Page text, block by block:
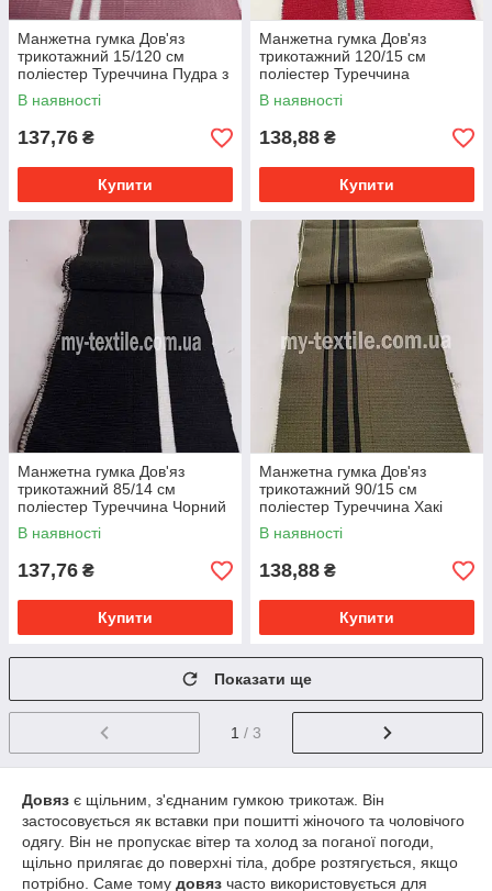
Манжетна гумка Дов'яз
трикотажний 15/120 см
поліестер Туреччина Пудра з
двома білими смугами
В наявності
137,76 ₴
Купити
Манжетна гумка Дов'яз
трикотажний 120/15 см
поліестер Туреччина
Малиновий зі смугами
люрекс Срібло
В наявності
138,88 ₴
Купити
Манжетна гумка Дов'яз
трикотажний 85/14 см
поліестер Туреччина Чорний
зі смугою білої
В наявності
137,76 ₴
Купити
Манжетна гумка Дов'яз
трикотажний 90/15 см
поліестер Туреччина Хакі
смужки чорні
В наявності
138,88 ₴
Купити
Показати ще
1 / 3
Довяз є щільним, з'єднаним гумкою трикотаж. Він
застосовується як вставки при пошитті жіночого та чоловічого
одягу. Він не пропускає вітер та холод за поганої погоди,
щільно прилягає до поверхні тіла, добре розтягується, якщо
потрібно. Саме тому довяз часто використовується для